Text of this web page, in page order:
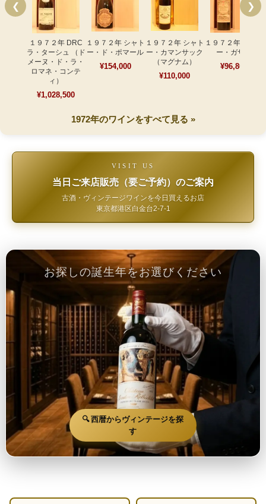
❮
１９７２年 DRC
ラ・ターシュ （ド
メーヌ・ド・ラ・
ロマネ・コンテ
ィ）
¥1,028,500
１９７２年 シャト
ー・ド・ポマール
¥154,000
１９７２年 シャト
ー・カマンサック
（マグナム）
¥110,000
１９７２年 シャト
ー・ガザン
¥96,800
❯
1972年のワインをすべて見る »
VISIT US
当日ご来店販売（要ご予約）のご案内
古酒・ヴィンテージワインを今日買えるお店
東京都港区白金台2-7-1
お探しの誕生年をお選びください
🔍 西暦からヴィンテージを探
す